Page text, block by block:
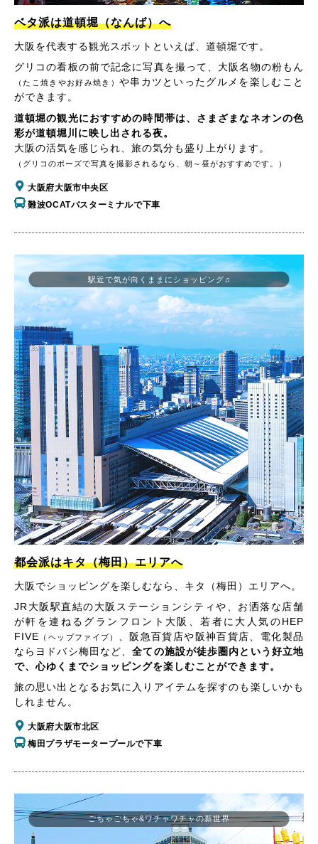
ベタ派は道頓堀（なんば）へ
大阪を代表する観光スポットといえば、道頓堀です。
グリコの看板の前で記念に写真を撮って、大阪名物の粉もん
（たこ焼きやお好み焼き） や串カツといったグルメを楽しむこと
ができます。
道頓堀の観光におすすめの時間帯は、さまざまなネオンの色
彩が道頓堀川に映し出される夜。
大阪の活気を感じられ、旅の気分も盛り上がります。
（グリコのポーズで写真を撮影されるなら、朝～昼がおすすめです。）
大阪府大阪市中央区
難波OCATバスターミナルで下車
都会派はキタ（梅田）エリアへ
大阪でショッピングを楽しむなら、キタ（梅田）エリアへ。
JR大阪駅直結の大阪ステーションシティや、お洒落な店舗
が軒を連ねるグランフロント大阪、若者に大人気のHEP
FIVE （ヘップファイブ）
、阪急百貨店や阪神百貨店、電化製品
ならヨドバシ梅田など、全ての施設が徒歩圏内という好立地
で、心ゆくまでショッピングを楽しむことができます。
旅の思い出となるお気に入りアイテムを探すのも楽しいかも
しれません。
大阪府大阪市北区
梅田プラザモータープールで下車
駅近で気が向くままにショッピング♫
ごちゃごちゃ&ワチャワチャの新世界